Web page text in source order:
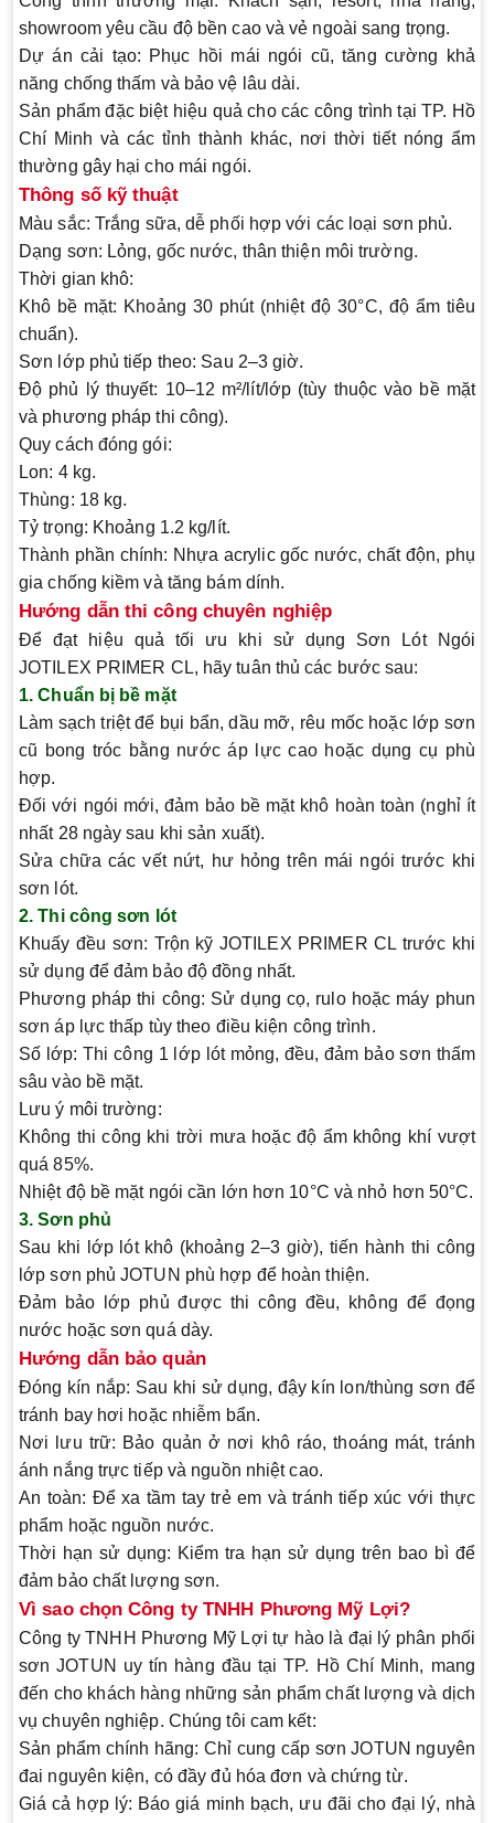
showroom yêu cầu độ bền cao và vẻ ngoài sang trọng.
Dự án cải tạo: Phục hồi mái ngói cũ, tăng cường khả
năng chống thấm và bảo vệ lâu dài.
Sản phẩm đặc biệt hiệu quả cho các công trình tại TP. Hồ
Chí Minh và các tỉnh thành khác, nơi thời tiết nóng ẩm
thường gây hại cho mái ngói.
Thông số kỹ thuật
Màu sắc: Trắng sữa, dễ phối hợp với các loại sơn phủ.
Dạng sơn: Lỏng, gốc nước, thân thiện môi trường.
Thời gian khô:
Khô bề mặt: Khoảng 30 phút (nhiệt độ 30°C, độ ẩm tiêu
chuẩn).
Sơn lớp phủ tiếp theo: Sau 2–3 giờ.
Độ phủ lý thuyết: 10–12 m²/lít/lớp (tùy thuộc vào bề mặt
và phương pháp thi công).
Quy cách đóng gói:
Lon: 4 kg.
Thùng: 18 kg.
Tỷ trọng: Khoảng 1.2 kg/lít.
Thành phần chính: Nhựa acrylic gốc nước, chất độn, phụ
gia chống kiềm và tăng bám dính.
Hướng dẫn thi công chuyên nghiệp
Để đạt hiệu quả tối ưu khi sử dụng Sơn Lót Ngói
JOTILEX PRIMER CL, hãy tuân thủ các bước sau:
1. Chuẩn bị bề mặt
Làm sạch triệt để bụi bẩn, dầu mỡ, rêu mốc hoặc lớp sơn
cũ bong tróc bằng nước áp lực cao hoặc dụng cụ phù
hợp.
Đối với ngói mới, đảm bảo bề mặt khô hoàn toàn (nghỉ ít
nhất 28 ngày sau khi sản xuất).
Sửa chữa các vết nứt, hư hỏng trên mái ngói trước khi
sơn lót.
2. Thi công sơn lót
Khuấy đều sơn: Trộn kỹ JOTILEX PRIMER CL trước khi
sử dụng để đảm bảo độ đồng nhất.
Phương pháp thi công: Sử dụng cọ, rulo hoặc máy phun
sơn áp lực thấp tùy theo điều kiện công trình.
Số lớp: Thi công 1 lớp lót mỏng, đều, đảm bảo sơn thấm
sâu vào bề mặt.
Lưu ý môi trường:
Không thi công khi trời mưa hoặc độ ẩm không khí vượt
quá 85%.
Nhiệt độ bề mặt ngói cần lớn hơn 10°C và nhỏ hơn 50°C.
3. Sơn phủ
Sau khi lớp lót khô (khoảng 2–3 giờ), tiến hành thi công
lớp sơn phủ JOTUN phù hợp để hoàn thiện.
Đảm bảo lớp phủ được thi công đều, không để đọng
nước hoặc sơn quá dày.
Hướng dẫn bảo quản
Đóng kín nắp: Sau khi sử dụng, đậy kín lon/thùng sơn để
tránh bay hơi hoặc nhiễm bẩn.
Nơi lưu trữ: Bảo quản ở nơi khô ráo, thoáng mát, tránh
ánh nắng trực tiếp và nguồn nhiệt cao.
An toàn: Để xa tầm tay trẻ em và tránh tiếp xúc với thực
phẩm hoặc nguồn nước.
Thời hạn sử dụng: Kiểm tra hạn sử dụng trên bao bì để
đảm bảo chất lượng sơn.
Vì sao chọn Công ty TNHH Phương Mỹ Lợi?
Công ty TNHH Phương Mỹ Lợi tự hào là đại lý phân phối
sơn JOTUN uy tín hàng đầu tại TP. Hồ Chí Minh, mang
đến cho khách hàng những sản phẩm chất lượng và dịch
vụ chuyên nghiệp. Chúng tôi cam kết:
Sản phẩm chính hãng: Chỉ cung cấp sơn JOTUN nguyên
đai nguyên kiện, có đầy đủ hóa đơn và chứng từ.
Giá cả hợp lý: Báo giá minh bạch, ưu đãi cho đại lý, nhà